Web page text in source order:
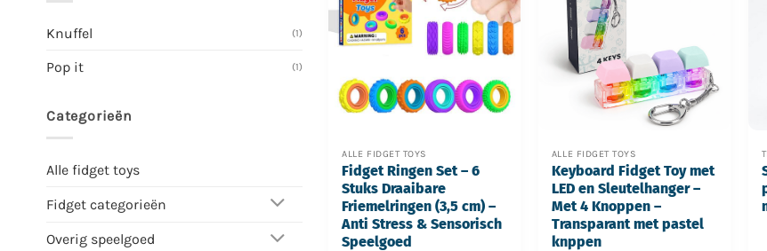
Knuffel (1)
Pop it (1)
Categorieën
Alle fidget toys
Fidget categorieën
Overig speelgoed
ALLE FIDGET TOYS
Fidget Ringen Set – 6
Stuks Draaibare
Friemelringen (3,5 cm) –
Anti Stress & Sensorisch
Speelgoed
ALLE FIDGET TOYS
Keyboard Fidget Toy met
LED en Sleutelhanger –
Met 4 Knoppen –
Transparant met pastel
knppen